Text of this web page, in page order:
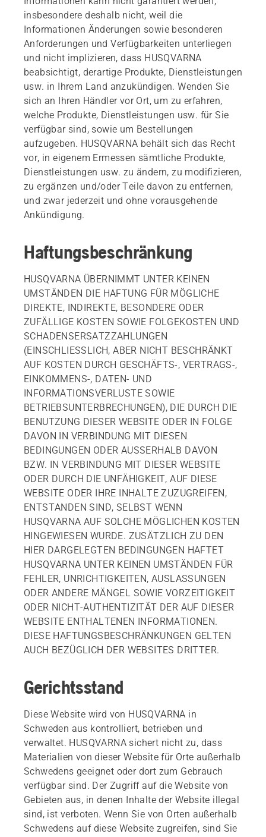
insbesondere deshalb nicht, weil die
Informationen Änderungen sowie besonderen
Anforderungen und Verfügbarkeiten unterliegen
und nicht implizieren, dass HUSQVARNA
beabsichtigt, derartige Produkte, Dienstleistungen
usw. in Ihrem Land anzukündigen. Wenden Sie
sich an Ihren Händler vor Ort, um zu erfahren,
welche Produkte, Dienstleistungen usw. für Sie
verfügbar sind, sowie um Bestellungen
aufzugeben. HUSQVARNA behält sich das Recht
vor, in eigenem Ermessen sämtliche Produkte,
Dienstleistungen usw. zu ändern, zu modifizieren,
zu ergänzen und/oder Teile davon zu entfernen,
und zwar jederzeit und ohne vorausgehende
Ankündigung.
Haftungsbeschränkung
HUSQVARNA ÜBERNIMMT UNTER KEINEN
UMSTÄNDEN DIE HAFTUNG FÜR MÖGLICHE
DIREKTE, INDIREKTE, BESONDERE ODER
ZUFÄLLIGE KOSTEN SOWIE FOLGEKOSTEN UND
SCHADENSERSATZZAHLUNGEN
(EINSCHLIESSLICH, ABER NICHT BESCHRÄNKT
AUF KOSTEN DURCH GESCHÄFTS-, VERTRAGS-,
EINKOMMENS-, DATEN- UND
INFORMATIONSVERLUSTE SOWIE
BETRIEBSUNTERBRECHUNGEN), DIE DURCH DIE
BENUTZUNG DIESER WEBSITE ODER IN FOLGE
DAVON IN VERBINDUNG MIT DIESEN
BEDINGUNGEN ODER AUSSERHALB DAVON
BZW. IN VERBINDUNG MIT DIESER WEBSITE
ODER DURCH DIE UNFÄHIGKEIT, AUF DIESE
WEBSITE ODER IHRE INHALTE ZUZUGREIFEN,
ENTSTANDEN SIND, SELBST WENN
HUSQVARNA AUF SOLCHE MÖGLICHEN KOSTEN
HINGEWIESEN WURDE. ZUSÄTZLICH ZU DEN
HIER DARGELEGTEN BEDINGUNGEN HAFTET
HUSQVARNA UNTER KEINEN UMSTÄNDEN FÜR
FEHLER, UNRICHTIGKEITEN, AUSLASSUNGEN
ODER ANDERE MÄNGEL SOWIE VORZEITIGKEIT
ODER NICHT-AUTHENTIZITÄT DER AUF DIESER
WEBSITE ENTHALTENEN INFORMATIONEN.
DIESE HAFTUNGSBESCHRÄNKUNGEN GELTEN
AUCH BEZÜGLICH DER WEBSITES DRITTER.
Gerichtsstand
Diese Website wird von HUSQVARNA in
Schweden aus kontrolliert, betrieben und
verwaltet. HUSQVARNA sichert nicht zu, dass
Materialien von dieser Website für Orte außerhalb
Schwedens geeignet oder dort zum Gebrauch
verfügbar sind. Der Zugriff auf die Website von
Gebieten aus, in denen Inhalte der Website illegal
sind, ist verboten. Wenn Sie von Orten außerhalb
Schwedens auf diese Website zugreifen, sind Sie